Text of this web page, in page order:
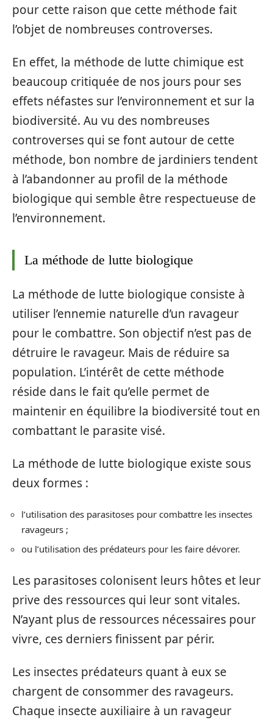
pour cette raison que cette méthode fait
l’objet de nombreuses controverses.
En effet, la méthode de lutte chimique est
beaucoup critiquée de nos jours pour ses
effets néfastes sur l’environnement et sur la
biodiversité. Au vu des nombreuses
controverses qui se font autour de cette
méthode, bon nombre de jardiniers tendent
à l’abandonner au profil de la méthode
biologique qui semble être respectueuse de
l’environnement.
La méthode de lutte biologique
La méthode de lutte biologique consiste à
utiliser l’ennemie naturelle d’un ravageur
pour le combattre. Son objectif n’est pas de
détruire le ravageur. Mais de réduire sa
population. L’intérêt de cette méthode
réside dans le fait qu’elle permet de
maintenir en équilibre la biodiversité tout en
combattant le parasite visé.
La méthode de lutte biologique existe sous
deux formes :
l’utilisation des parasitoses pour combattre les insectes
ravageurs ;
ou l’utilisation des prédateurs pour les faire dévorer.
Les parasitoses colonisent leurs hôtes et leur
prive des ressources qui leur sont vitales.
N’ayant plus de ressources nécessaires pour
vivre, ces derniers finissent par périr.
Les insectes prédateurs quant à eux se
chargent de consommer des ravageurs.
Chaque insecte auxiliaire à un ravageur